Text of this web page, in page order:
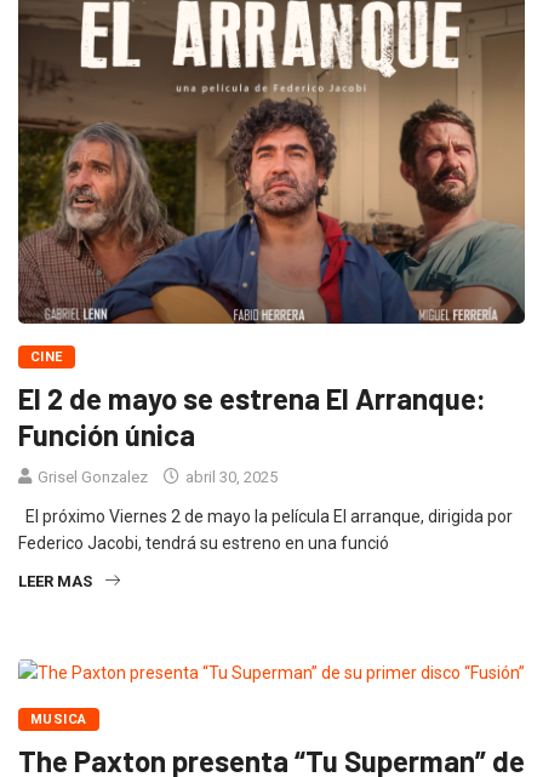
CINE
El 2 de mayo se estrena El Arranque:
Función única
Grisel Gonzalez abril 30, 2025
El próximo Viernes 2 de mayo la película El arranque, dirigida por
Federico Jacobi, tendrá su estreno en una funció
LEER MAS
MUSICA
The Paxton presenta “Tu Superman” de